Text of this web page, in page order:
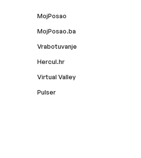
MojPosao
MojPosao.ba
Vrabotuvanje
Hercul.hr
Virtual Valley
Pulser